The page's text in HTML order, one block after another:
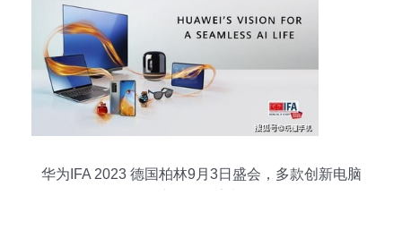
华为IFA 2023 德国柏林9月3日盛会，多款创新电脑